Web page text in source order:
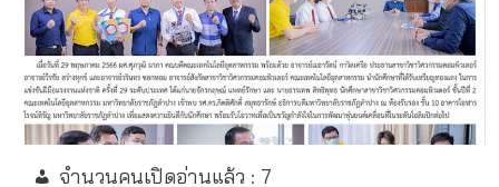
จำนวนคนเปิดอ่านแล้ว : 7